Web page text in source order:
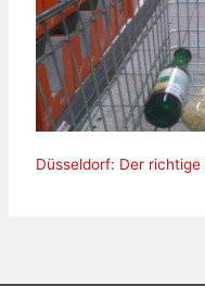
Düsseldorf: Der